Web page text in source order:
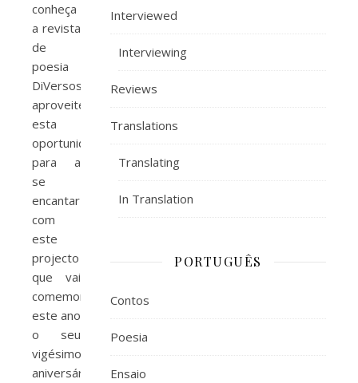
conheça
a revista
de
poesia
DiVersos
aproveite
esta
oportunidade
para a
se
encantar
com
este
projecto
que vai
comemorar
este ano
o seu
vigésimo
aniversário
Interviewed
Interviewing
Reviews
Translations
Translating
In Translation
PORTUGUÊS
Contos
Poesia
Ensaio